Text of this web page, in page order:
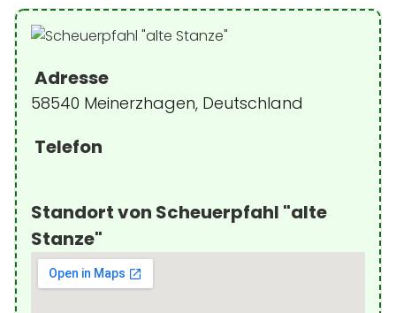
Adresse
58540 Meinerzhagen, Deutschland
Telefon
Standort von Scheuerpfahl "alte
Stanze"